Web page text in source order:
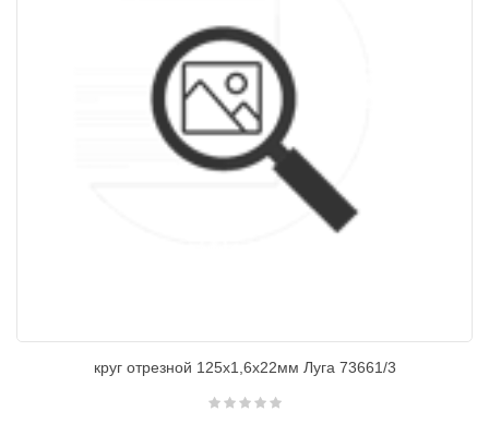
круг отрезной 125х1,6х22мм Луга 73661/3